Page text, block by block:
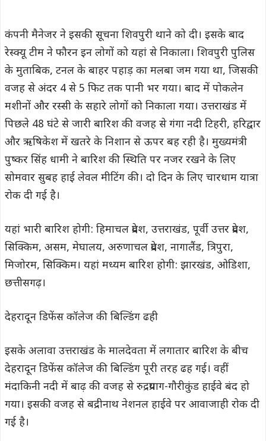
कंपनी मैनेजर ने इसकी सूचना शिवपुरी थाने को दी। इसके बाद
रेस्क्यू टीम ने फौरन इन लोगों को यहां से निकाला। शिवपुरी पुलिस
के मुताबिक, टनल के बाहर पहाड़ का मलबा जम गया था, जिसकी
वजह से अंदर 4 से 5 फिट तक पानी भर गया। बाद में पोकलेन
मशीनों और रस्सी के सहारे लोगों को निकाला गया। उत्तराखंड में
पिछले 48 घंटे से जारी बारिश की वजह से गंगा नदी टिहरी, हरिद्वार
और ऋषिकेश में खतरे के निशान से ऊपर बह रही है। मुख्यमंत्री
पुष्कर सिंह धामी ने बारिश की स्थिति पर नजर रखने के लिए
सोमवार सुबह हाई लेवल मीटिंग की। दो दिन के लिए चारधाम यात्रा
रोक दी गई है।
यहां भारी बारिश होगी: हिमाचल प्रदेश, उत्तराखंड, पूर्वी उत्तर प्रदेश,
सिक्किम, असम, मेघालय, अरुणाचल प्रदेश, नागालैंड, त्रिपुरा,
मिजोरम, सिक्किम। यहां मध्यम बारिश होगी: झारखंड, ओडिशा,
छत्तीसगढ़।
देहरादून डिफेंस कॉलेज की बिल्डिंग ढही
इसके अलावा उत्तराखंड के मालदेवता में लगातार बारिश के बीच
देहरादून डिफेंस कॉलेज की बिल्डिंग पूरी तरह ढह गई। वहीं
मंदाकिनी नदी में बाढ़ की वजह से रुद्रप्रयाग-गौरीकुंड हाईवे बंद हो
गया। इसकी वजह से बद्रीनाथ नेशनल हाईवे पर आवाजाही रोक दी
गई है।